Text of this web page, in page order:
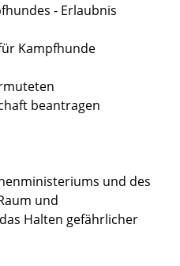
- Erlaubnis
Kampfhunde
beantragen
und des
und
Halten gefährlicher